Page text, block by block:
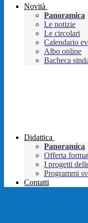
Novità
Panoramica
Le notizie
Le circolari
Calendario
Albo online
Bacheca
Didattica
Panoramica
Offerta
I progetti
Programmi
Contatti